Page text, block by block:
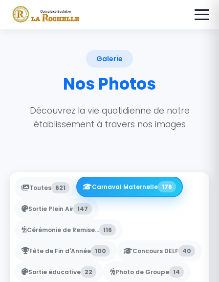
Galerie
Nos Photos
Découvrez la vie quotidienne de notre
établissement à travers nos images
Toutes 621 Carnaval Maternelle 176
Sortie Plein Air 147
Cérémonie de Remise... 116
Fête de Fin d'Année 100 Concours DELF 40
Sortie éducative 22 Photo de Groupe 14